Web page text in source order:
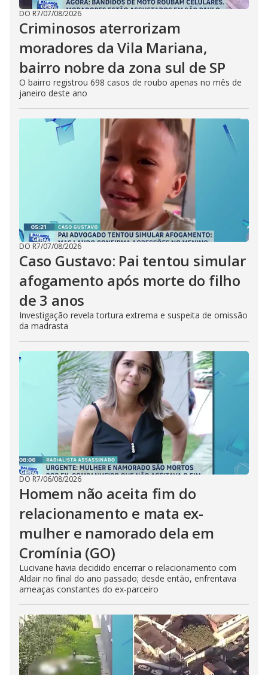
DO R7/07/08/2026
Criminosos aterrorizam
moradores da Vila Mariana,
bairro nobre da zona sul de SP
O bairro registrou 698 casos de roubo apenas no mês de
janeiro deste ano
DO R7/07/08/2026
Caso Gustavo: Pai tentou simular
afogamento após morte do filho
de 3 anos
Investigação revela tortura extrema e suspeita de omissão
da madrasta
DO R7/06/08/2026
Homem não aceita fim do
relacionamento e mata ex-
mulher e namorado dela em
Cromínia (GO)
Lucivane havia decidido encerrar o relacionamento com
Aldair no final do ano passado; desde então, enfrentava
ameaças constantes do ex-parceiro